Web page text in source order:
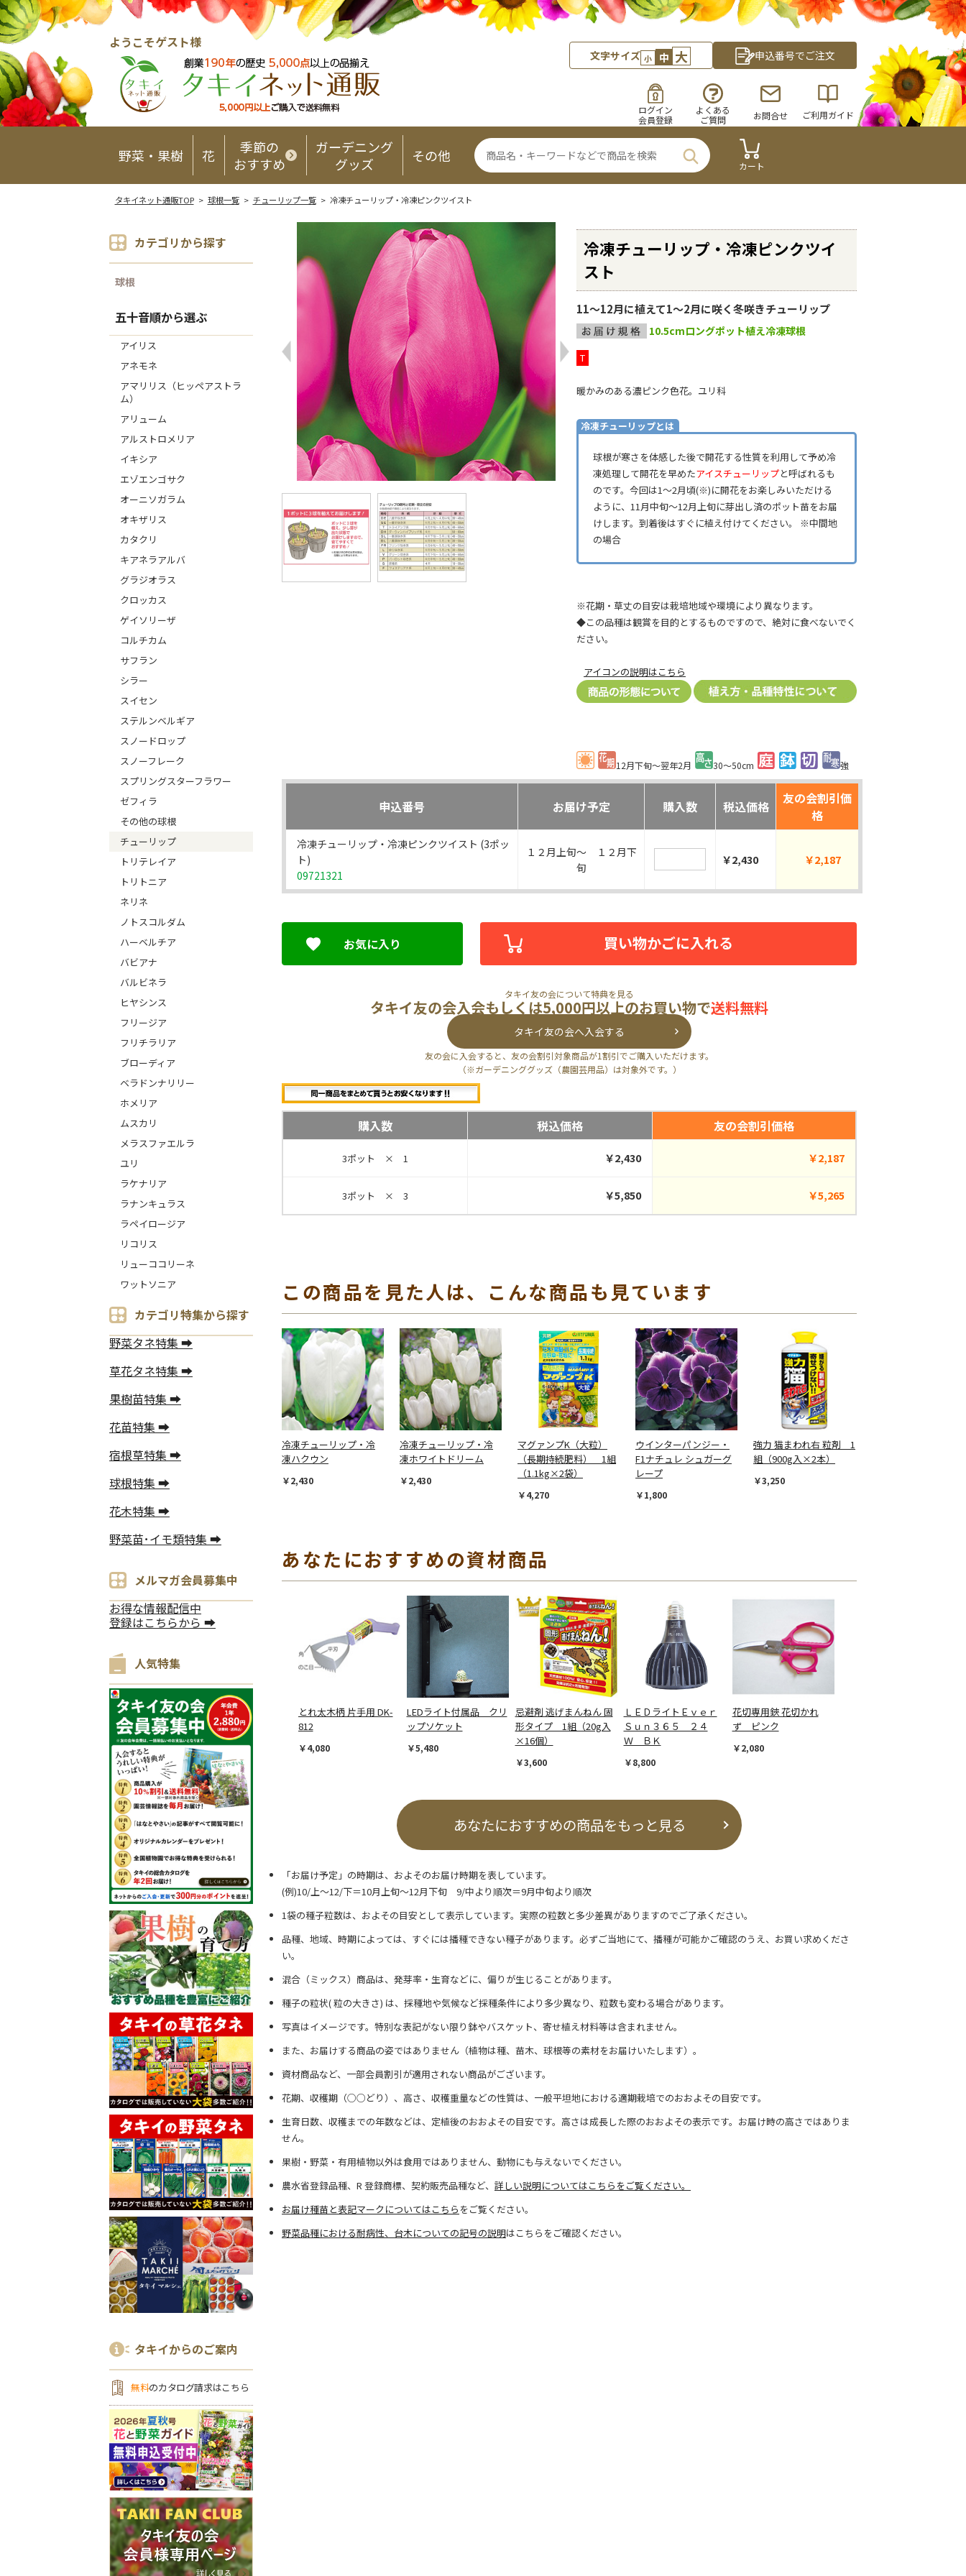
ようこそゲスト様
文字サイズ 小 中 大 申込番号でご注文
ログイン
会員登録
よくある
ご質問
お問合せ ご利用ガイド
野菜・果樹 花
季節の
おすすめ
ガーデニング
グッズ
その他
カート
タキイネット通販TOP> 球根一覧> チューリップ一覧> 冷凍チューリップ・冷凍ピンクツイスト
カテゴリから探す
球根
五十音順から選ぶ
アイリス
アネモネ
アマリリス（ヒッペアストラ
ム）
アリューム
アルストロメリア
イキシア
エゾエンゴサク
オーニソガラム
オキザリス
カタクリ
キアネラアルバ
グラジオラス
クロッカス
ゲイソリーザ
コルチカム
サフラン
シラー
スイセン
ステルンベルギア
スノードロップ
スノーフレーク
スプリングスターフラワー
ゼフィラ
その他の球根
チューリップ
トリテレイア
トリトニア
ネリネ
ノトスコルダム
ハーベルチア
バビアナ
バルビネラ
ヒヤシンス
フリージア
フリチラリア
ブローディア
ベラドンナリリー
ホメリア
ムスカリ
メラスファエルラ
ユリ
ラケナリア
ラナンキュラス
ラペイロージア
リコリス
リューココリーネ
ワットソニア
カテゴリ特集から探す
野菜タネ特集 ➡
草花タネ特集 ➡
果樹苗特集 ➡
花苗特集 ➡
宿根草特集 ➡
球根特集 ➡
花木特集 ➡
野菜苗･イモ類特集 ➡
メルマガ会員募集中
お得な情報配信中
登録はこちらから ➡
人気特集
タキイからのご案内
無料のカタログ請求はこちら
冷凍チューリップ・冷凍ピンクツイ
スト
11～12月に植えて1～2月に咲く冬咲きチューリップ
10.5cmロングポット植え冷凍球根
T
暖かみのある濃ピンク色花。ユリ科
冷凍チューリップとは
球根が寒さを体感した後で開花する性質を利用して予め冷
凍処理して開花を早めたアイスチューリップと呼ばれるも
のです。今回は1～2月頃(※)に開花をお楽しみいただける
ように、11月中旬～12月上旬に芽出し済のポット苗をお届
けします。到着後はすぐに植え付けてください。 ※中間地
の場合
※花期・草丈の目安は栽培地域や環境により異なります。
◆この品種は観賞を目的とするものですので、絶対に食べないでく
ださい。
アイコンの説明はこちら
12月下旬～翌年2月 30～50cm 強
申込番号 お届け予定 購入数 税込価格
友の会割引価
格
冷凍チューリップ・冷凍ピンクツイスト (3ポッ
ト)
09721321
１２月上旬～ １２月下
旬
￥2,430 ￥2,187
お気に入り 買い物かごに入れる
タキイ友の会について特典を見る
タキイ友の会入会もしくは5,000円以上のお買い物で送料無料
タキイ友の会へ入会する
友の会に入会すると、友の会割引対象商品が1割引でご購入いただけます。
（※ガーデニンググッズ（農園芸用品）は対象外です。）
購入数 税込価格 友の会割引価格
3ポット × 1 ￥2,430 ￥2,187
3ポット × 3 ￥5,850 ￥5,265
この商品を見た人は、こんな商品も見ています
冷凍チューリップ・冷
凍ハクウン
￥2,430
冷凍チューリップ・冷
凍ホワイトドリーム
￥2,430
マグァンプK（大粒）
（長期持続肥料） 1組
（1.1kg×2袋）
￥4,270
ウインターパンジー・
F1ナチュレ シュガーグ
レープ
￥1,800
強力 猫まわれ右 粒剤 1
組（900g入×2本）
￥3,250
あなたにおすすめの資材商品
とれ太木柄 片手用 DK-
812
￥4,080
LEDライト付属品 クリ
ップソケット
￥5,480
忌避剤 逃げまんねん 固
形タイプ 1組（20g入
×16個）
￥3,600
ＬＥＤライトＥｖｅｒ
Ｓｕｎ３６５ ２４
Ｗ ＢＫ
￥8,800
花切専用鋏 花切かれ
ず ピンク
￥2,080
あなたにおすすめの商品をもっと見る
「お届け予定」の時期は、およそのお届け時期を表しています。
(例)10/上～12/下＝10月上旬～12月下旬 9/中より順次＝9月中旬より順次
1袋の種子粒数は、およその目安として表示しています。実際の粒数と多少差異がありますのでご了承ください。
品種、地域、時期によっては、すぐには播種できない種子があります。必ずご当地にて、播種が可能かご確認のうえ、お買い求めくださ
い。
混合（ミックス）商品は、発芽率・生育などに、偏りが生じることがあります。
種子の粒状( 粒の大きさ) は、採種地や気候など採種条件により多少異なり、粒数も変わる場合があります。
写真はイメージです。特別な表記がない限り鉢やバスケット、寄せ植え材料等は含まれません。
また、お届けする商品の姿ではありません（植物は種、苗木、球根等の素材をお届けいたします）。
資材商品など、一部会員割引が適用されない商品がございます。
花期、収穫期（○○どり）、高さ、収穫重量などの性質は、一般平坦地における適期栽培でのおおよその目安です。
生育日数、収穫までの年数などは、定植後のおおよその目安です。高さは成長した際のおおよその表示です。お届け時の高さではありま
せん。
果樹・野菜・有用植物以外は食用ではありません、動物にも与えないでください。
農水省登録品種、R 登録商標、契約販売品種など、 詳しい説明についてはこちらをご覧ください。
お届け種苗と表記マークについてはこちら をご覧ください。
野菜品種における耐病性、台木についての記号の説明はこちらをご確認ください。